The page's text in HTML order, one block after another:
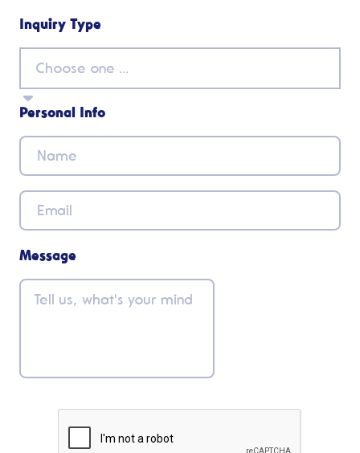
Inquiry Type
Choose one ...
Personal Info
Name
Email
Message